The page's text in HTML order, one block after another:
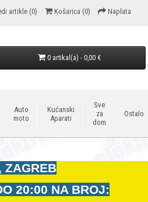
artikle (0) Košarica (0) Naplata
0 artikal(a) - 0,00 €
Auto
moto
Kućanski
Aparati
Sve
za
dom
Ostalo
ZAGREB
20:00 NA BROJ: